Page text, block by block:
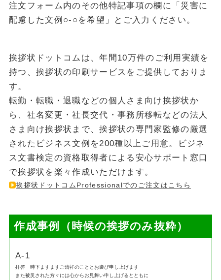
注文フォーム内のその他特記事項の欄に「災害に
配慮した文例○-○を希望」とご入力ください。
挨拶状ドットコムは、年間10万件のご利用実績を
持つ、挨拶状の印刷サービスをご提供しておりま
す。
転勤・転職・退職などの個人さま向け挨拶状か
ら、社名変更・社長交代・事務所移転などの法人
さま向け挨拶状まで、挨拶状の専門家監修の厳選
されたビジネス文例を200種以上ご用意。ビジネ
ス文書検定の資格取得者による安心サポート窓口
で挨拶状を楽々作成いただけます。
挨拶状ドットコムProfessionalでのご注文はこちら
作成事例（時候の挨拶のみ抜粋）
A-1
拝啓 時下ますますご清祥のこととお慶び申し上げます
また被災された方々には心からお見舞い申し上げるとともに